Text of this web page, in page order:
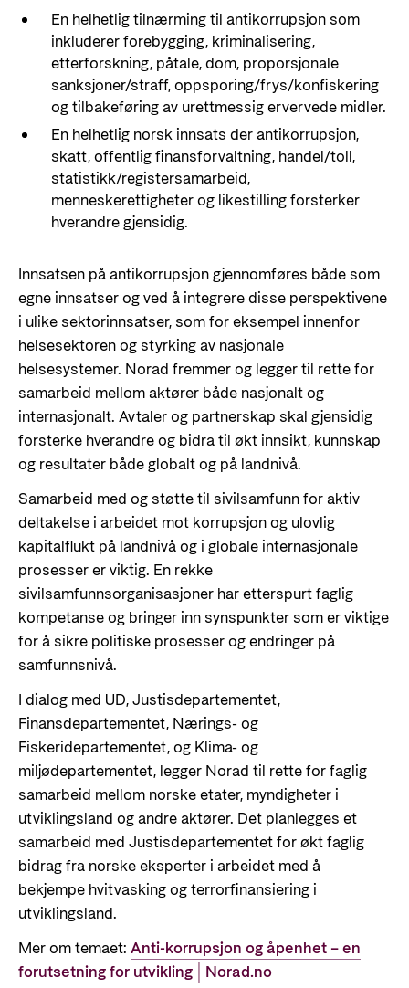
En helhetlig tilnærming til antikorrupsjon som
inkluderer forebygging, kriminalisering,
etterforskning, påtale, dom, proporsjonale
sanksjoner/straff, oppsporing/frys/konfiskering
og tilbakeføring av urettmessig ervervede midler.
En helhetlig norsk innsats der antikorrupsjon,
skatt, offentlig finansforvaltning, handel/toll,
statistikk/registersamarbeid,
menneskerettigheter og likestilling forsterker
hverandre gjensidig.
Innsatsen på antikorrupsjon gjennomføres både som
egne innsatser og ved å integrere disse perspektivene
i ulike sektorinnsatser, som for eksempel innenfor
helsesektoren og styrking av nasjonale
helsesystemer. Norad fremmer og legger til rette for
samarbeid mellom aktører både nasjonalt og
internasjonalt. Avtaler og partnerskap skal gjensidig
forsterke hverandre og bidra til økt innsikt, kunnskap
og resultater både globalt og på landnivå.
Samarbeid med og støtte til sivilsamfunn for aktiv
deltakelse i arbeidet mot korrupsjon og ulovlig
kapitalflukt på landnivå og i globale internasjonale
prosesser er viktig. En rekke
sivilsamfunnsorganisasjoner har etterspurt faglig
kompetanse og bringer inn synspunkter som er viktige
for å sikre politiske prosesser og endringer på
samfunnsnivå.
I dialog med UD, Justisdepartementet,
Finansdepartementet, Nærings- og
Fiskeridepartementet, og Klima- og
miljødepartementet, legger Norad til rette for faglig
samarbeid mellom norske etater, myndigheter i
utviklingsland og andre aktører. Det planlegges et
samarbeid med Justisdepartementet for økt faglig
bidrag fra norske eksperter i arbeidet med å
bekjempe hvitvasking og terrorfinansiering i
utviklingsland.
Mer om temaet: Anti-korrupsjon og åpenhet – en
forutsetning for utvikling | Norad.no